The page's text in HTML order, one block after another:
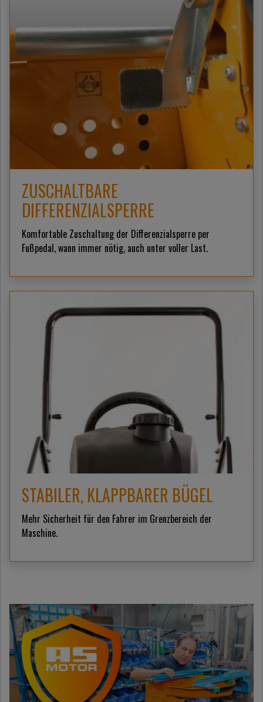
ZUSCHALTBARE
DIFFERENZIALSPERRE
Komfortable Zuschaltung der Differenzialsperre per
Fußpedal, wann immer nötig, auch unter voller Last.
STABILER, KLAPPBARER BÜGEL
Mehr Sicherheit für den Fahrer im Grenzbereich der
Maschine.